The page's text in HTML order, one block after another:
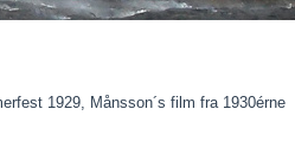
1929, Månsson´s film fra 1930érne